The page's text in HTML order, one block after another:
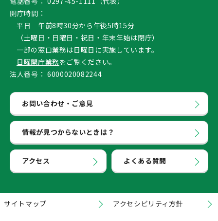
開庁時間：
平日 午前8時30分から午後5時15分
（土曜日・日曜日・祝日・年末年始は閉庁）
一部の窓口業務は日曜日に実施しています。
日曜開庁業務をご覧ください。
法人番号： 6000020082244
お問い合わせ・ご意見
情報が見つからないときは？
アクセス よくある質問
サイトマップ アクセシビリティ方針